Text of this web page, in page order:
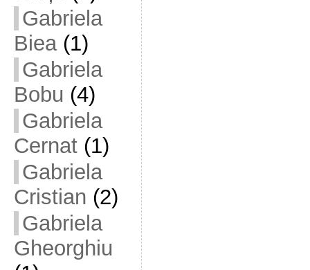
Gabriela
Biea(1)
Gabriela
Bobu (4)
Gabriela
Cernat(1)
Gabriela
Cristian (2)
Gabriela
Gheorghiu